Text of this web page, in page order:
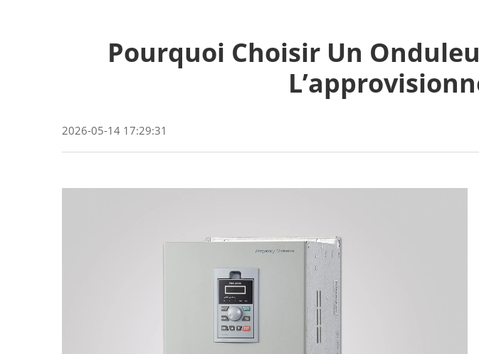
Pourquoi Choisir Un
2026-05-14 17:29:31